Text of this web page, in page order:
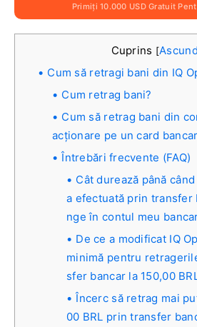
Primiți 10.000 USD Gratuit
Cuprins [
Cum să retragi bani din IQ
Cum retrag bani?
Cum să retrag bani din
acționare pe un card
Întrebări frecvente (FAQ)
Cât durează până
a efectuată prin transfer
nge în contul meu
De ce a modificat IQ
minimă pentru
sfer bancar la 150,00
Încerc să retrag mai
00 BRL prin transfer